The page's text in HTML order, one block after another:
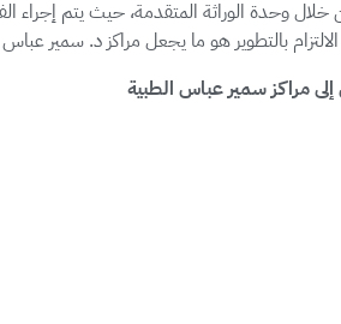
بالتطوير هو ما يجعل مراكز د. سمير
مراكز سمير عباس الطبية